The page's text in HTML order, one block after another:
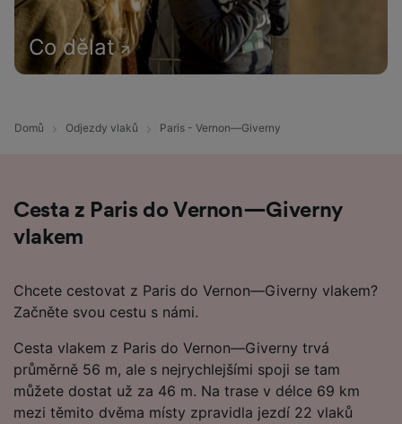
Co dělat
Domů Odjezdy vlaků Paris - Vernon—Giverny
Cesta z Paris do Vernon—Giverny
vlakem
Chcete cestovat z Paris do Vernon—Giverny vlakem?
Začněte svou cestu s námi.
Cesta vlakem z Paris do Vernon—Giverny trvá
průměrně 56 m, ale s nejrychlejšími spoji se tam
můžete dostat už za 46 m. Na trase v délce 69 km
mezi těmito dvěma místy zpravidla jezdí 22 vlaků